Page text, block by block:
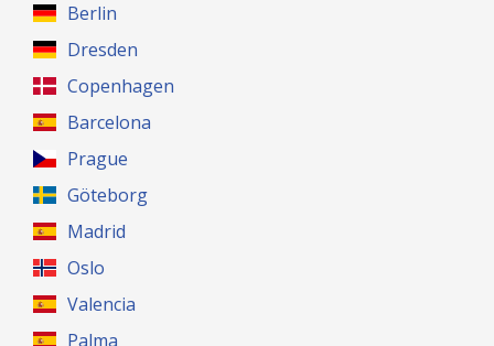
Berlin
Dresden
Copenhagen
Barcelona
Prague
Göteborg
Madrid
Oslo
Valencia
Palma